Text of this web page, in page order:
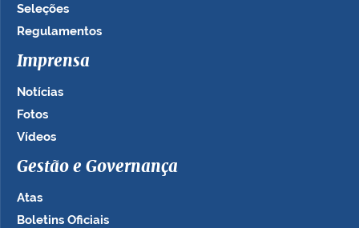
Seleções
Regulamentos
Imprensa
Notícias
Fotos
Vídeos
Gestão e Governança
Atas
Boletins Oficiais